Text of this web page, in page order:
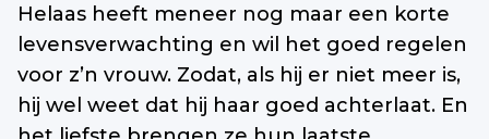
Helaas heeft meneer nog maar een korte
levensverwachting en wil het goed regelen
voor z’n vrouw. Zodat, als hij er niet meer is,
hij wel weet dat hij haar goed achterlaat. En